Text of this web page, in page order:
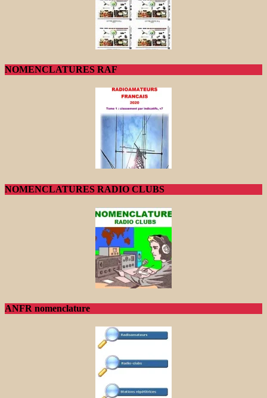
NOMENCLATURES RAF
NOMENCLATURES RADIO CLUBS
ANFR nomenclature